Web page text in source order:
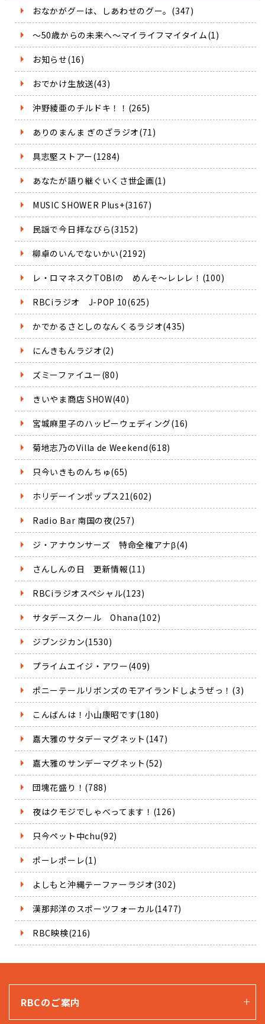
おなかがグーは、しあわせのグー。(347)
～50歳からの未来へ～マイライフマイタイム(1)
お知らせ(16)
おでかけ生放送(43)
沖野綾亜のチルドキ！！(265)
ありのまんま ぎのざラジオ(71)
具志堅ストアー(1284)
あなたが語り継ぐいくさ世企画(1)
MUSIC SHOWER Plus+(3167)
民謡で今日拝なびら(3152)
柳卓のいんでないかい(2192)
レ・ロマネスクTOBIの めんそ～レレレ！(100)
RBCiラジオ J-POP 10(625)
かでかるさとしのなんくるラジオ(435)
にんきもんラジオ(2)
ズミーファイユー(80)
きいやま商店 SHOW(40)
宮城麻里子のハッピーウェディング(16)
菊地志乃のVilla de Weekend(618)
只今いきものんちゅ(65)
ホリデーインポップス21(602)
Radio Bar 南国の夜(257)
ジ・アナウンサーズ 特命全権アナβ(4)
さんしんの日 更新情報(11)
RBCiラジオスペシャル(123)
サタデースクール Ohana(102)
ジブンジカン(1530)
プライムエイジ・アワー(409)
ポニーテールリボンズのモアイランドしようぜっ！(3)
こんばんは！小山康昭です(180)
嘉大雅のサタデーマグネット(147)
嘉大雅のサンデーマグネット(52)
団塊花盛り！(788)
夜はクモジでしゃべってます！(126)
只今ペット中chu(92)
ポーレポーレ(1)
よしもと沖縄テーファーラジオ(302)
漢那邦洋のスポーツフォーカル(1477)
RBC映検(216)
RBCのご案内